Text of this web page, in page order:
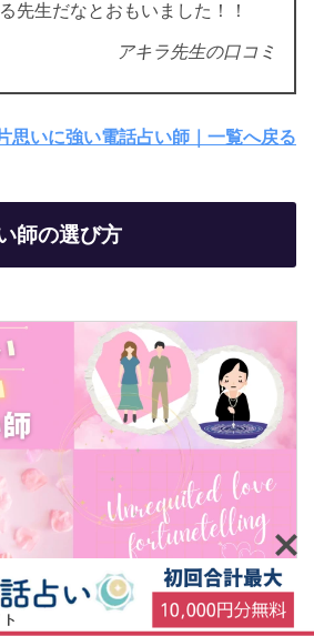
先生だなとおもいました！！
アキラ先生の口コミ
思いに強い電話占い師｜一覧へ戻る
師の選び方
は、次の特徴があります。